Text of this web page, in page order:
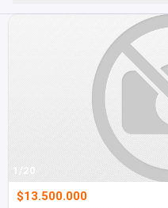
1/20
$13.500.000